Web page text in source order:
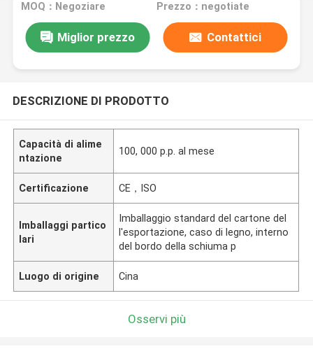
MOQ：Negoziare Prezzo：negotiate
Miglior prezzo Contattici
DESCRIZIONE DI PRODOTTO
Capacità di alime
ntazione
100, 000 p.p. al mese
Certificazione CE，ISO
Imballaggi partico
lari
Imballaggio standard del cartone del
l'esportazione, caso di legno, interno
del bordo della schiuma p
Luogo di origine Cina
Osservi più